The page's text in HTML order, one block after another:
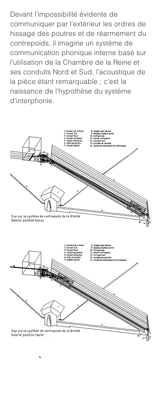
Devant l’impossibilité évidente de
communiquer par l’extérieur les ordres de
hissage des poutres et de réarmement du
contrepoids, il imagine un système de
communication phonique interne basé sur
l’utilisation de la Chambre de la Reine et
ses conduits Nord et Sud, l’acoustique de
la pièce étant remarquable ; c’est la
naissance de l’hypothèse du système
d’interphonie.